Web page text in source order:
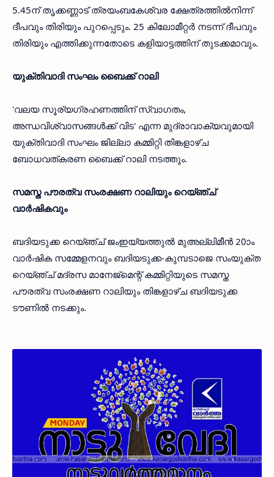
5.45ന് തൃക്കണ്ണാട് ത്രയംബകേശ്വര ക്ഷേത്രത്തില്‍നിന്ന്
ദീപവും തിരിയും പുറപ്പെടും. 25 കിലോമീറ്റര്‍ നടന്ന് ദീപവും
തിരിയും എത്തിക്കുന്നതോടെ കളിയാട്ടത്തിന് തുടക്കമാവും.
യുക്തിവാദി സംഘം ബൈക്ക് റാലി
'വലയ സൂര്യഗ്രഹണത്തിന് സ്വാഗതം,
അന്ധവിശ്വാസങ്ങള്‍ക്ക് വിട' എന്ന മുദ്രാവാക്യവുമായി
യുക്തിവാദി സംഘം ജില്ലാ കമ്മിറ്റി തിങ്കളാഴ്ച
ബോധവത്കരണ ബൈക്ക് റാലി നടത്തും.
സമസ്ത പൗരത്വ സംരക്ഷണ റാലിയും റെയ്ഞ്ച്
വാര്‍ഷികവും
ബദിയടുക്ക റെയ്ഞ്ച് ജംഇയ്യത്തുല്‍ മുഅല്ലിമീന്‍ 20ാം
വാര്‍ഷിക സമ്മേളനവും ബദിയടുക്ക-കുമ്പടാജെ സംയുക്ത
റെയ്ഞ്ച് മദ്രസ മാനേജ്‌മെന്റ് കമ്മിറ്റിയുടെ സമസ്ത
പൗരത്വ സംരക്ഷണ റാലിയും തിങ്കളാഴ്ച ബദിയടുക്ക
ടൗണില്‍ നടക്കും.